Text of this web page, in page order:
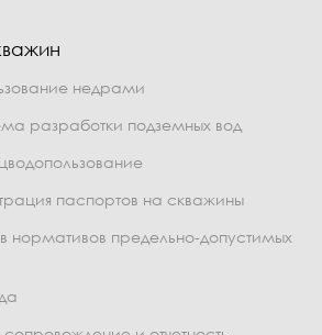
недрами
разработки подземных вод
паспортов на скважины
нормативов предельно-допустимых